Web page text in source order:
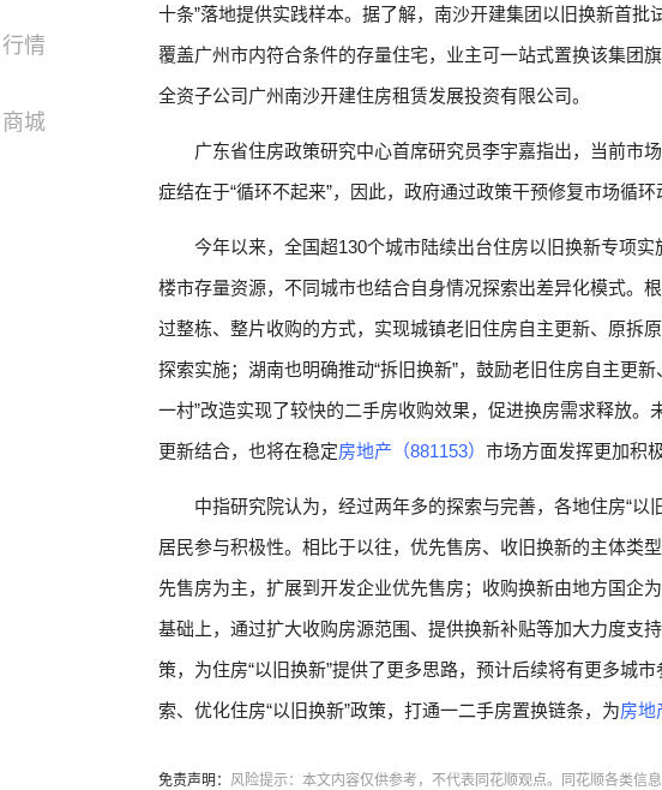
行情
商城
十条”落地提供实践样本。据了解，南沙开建集团以旧换新首批
覆盖广州市内符合条件的存量住宅，业主可一站式置换该集团
全资子公司广州南沙开建住房租赁发展投资有限公司。
广东省住房政策研究中心首席研究员李宇嘉指出，当前市
症结在于“循环不起来”，因此，政府通过政策干预修复市场循
今年以来，全国超130个城市陆续出台住房以旧换新专项
楼市存量资源，不同城市也结合自身情况探索出差异化模式。
过整栋、整片收购的方式，实现城镇老旧住房自主更新、原拆
探索实施；湖南也明确推动“拆旧换新”，鼓励老旧住房自主更
一村”改造实现了较快的二手房收购效果，促进换房需求释放。
更新结合，也将在稳定房地产（881153） 市场方面发挥更加积
中指研究院认为，经过两年多的探索与完善，各地住房“以
居民参与积极性。相比于以往，优先售房、收旧换新的主体类
先售房为主，扩展到开发企业优先售房；收购换新由地方国企
基础上，通过扩大收购房源范围、提供换新补贴等加大力度支
策，为住房“以旧换新”提供了更多思路，预计后续将有更多城
索、优化住房“以旧换新”政策，打通一二手房置换链条，为房地
免责声明： 风险提示：本文内容仅供参考，不代表同花顺观点。同花顺各类信